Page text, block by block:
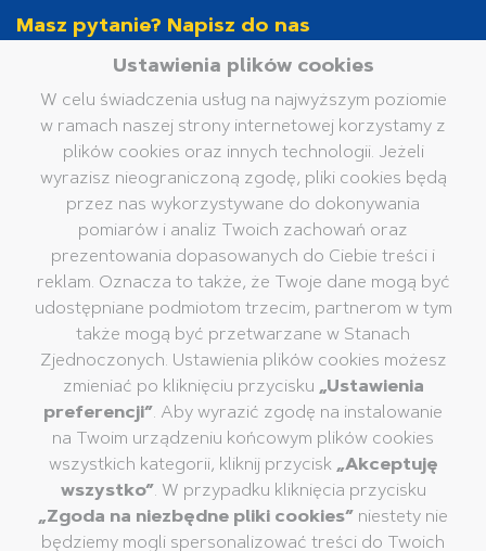
Masz pytanie? Napisz do nas
info.hamelinpl@hamelinbrands.com
Hamelin Polska Sp. z o.o.
ul. Jutrzenki 137A
Oxygen Park
02-231 Warszawa
Produkty
Artykuły piśmienne
Artykuły plastyczne
Artykuły kreatywne
Kleje
Korektory i gumki
Artykuły szkolne
Artykuły biurowe
Firma
Grupa Pelikan
Pelikan na całym świecie
Nasza misja, wizja i
wartości
Zrównoważony rozwój
Muzeum Pelikan
Ustawienia plików cookies
W celu świadczenia usług na najwyższym poziomie
w ramach naszej strony internetowej korzystamy z
plików cookies oraz innych technologii. Jeżeli
wyrazisz nieograniczoną zgodę, pliki cookies będą
przez nas wykorzystywane do dokonywania
pomiarów i analiz Twoich zachowań oraz
prezentowania dopasowanych do Ciebie treści i
reklam. Oznacza to także, że Twoje dane mogą być
udostępniane podmiotom trzecim, partnerom w tym
także mogą być przetwarzane w Stanach
Zjednoczonych. Ustawienia plików cookies możesz
zmieniać po kliknięciu przycisku „Ustawienia
preferencji”. Aby wyrazić zgodę na instalowanie
na Twoim urządzeniu końcowym plików cookies
wszystkich kategorii, kliknij przycisk „Akceptuję
wszystko”. W przypadku kliknięcia przycisku
„Zgoda na niezbędne pliki cookies” niestety nie
będziemy mogli spersonalizować treści do Twoich